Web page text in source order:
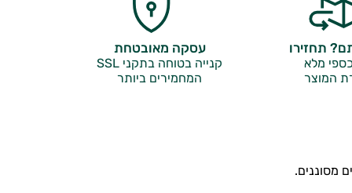
תחזירו
מלא
המוצר
עסקה מאובטחת
קנייה בטוחה בתקני SSL
המחמירים ביותר